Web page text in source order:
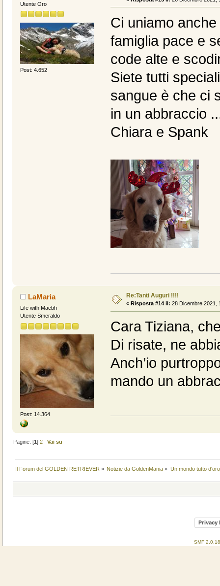
Utente Oro
Post: 4.652
Ci uniamo
famiglia pace e
code alte e
Siete tutti
sangue è che ci
in un abbraccio
Chiara e Spank
LaMaria
Life with Maebh
Utente Smeraldo
Post: 14.364
Re:Tanti Auguri !!!!
« Risposta #14 il: 28 Dicembre 2021,
Cara Tiziana,
Di risate, ne
Anch’io
mando un
Pagine: [1]2 Vai su
Il Forum del GOLDEN RETRIEVER » Notizie da GoldenMania » Un mondo tutto
Privacy
SMF 2.0.18